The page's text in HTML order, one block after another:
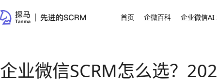
首页 企微百科 企业微信AI
企业微信SCRM怎么选？